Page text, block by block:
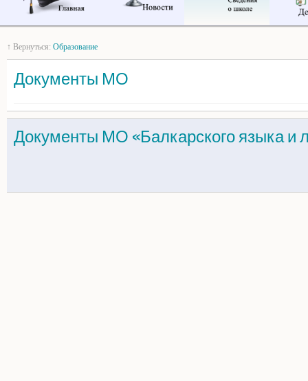
↑ Вернуться: Образование
Документы МО
Документы МО «Балкарского языка и